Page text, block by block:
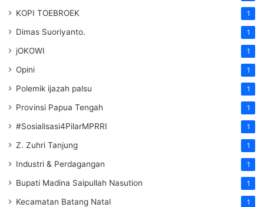
KOPI TOEBROEK 1
Dimas Suoriyanto. 1
jOKOWI 1
Opini 1
Polemik ijazah palsu 1
Provinsi Papua Tengah 1
#Sosialisasi4PilarMPRRI 1
Z. Zuhri Tanjung 1
Industri & Perdagangan 1
Bupati Madina Saipullah Nasution 1
Kecamatan Batang Natal 1